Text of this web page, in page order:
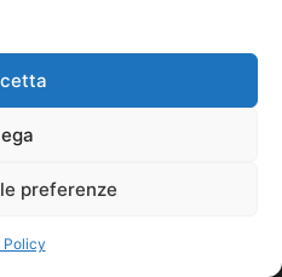
preferenze
Policy